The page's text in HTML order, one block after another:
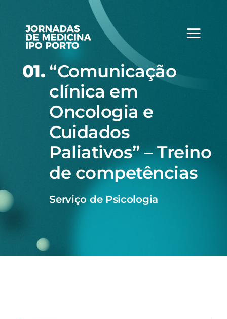
content
01. “Comunicação
clínica em
Oncologia e
Cuidados
Paliativos” – Treino
de competências
Serviço de Psicologia